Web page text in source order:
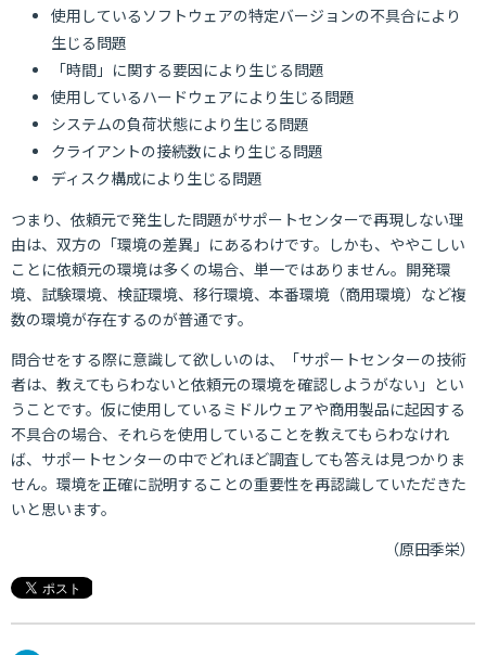
使用しているソフトウェアの特定バージョンの不具合により
生じる問題
「時間」に関する要因により生じる問題
使用しているハードウェアにより生じる問題
システムの負荷状態により生じる問題
クライアントの接続数により生じる問題
ディスク構成により生じる問題
つまり、依頼元で発生した問題がサポートセンターで再現しない理
由は、双方の「環境の差異」にあるわけです。しかも、ややこしい
ことに依頼元の環境は多くの場合、単一ではありません。開発環
境、試験環境、検証環境、移行環境、本番環境（商用環境）など複
数の環境が存在するのが普通です。
問合せをする際に意識して欲しいのは、「サポートセンターの技術
者は、教えてもらわないと依頼元の環境を確認しようがない」とい
うことです。仮に使用しているミドルウェアや商用製品に起因する
不具合の場合、それらを使用していることを教えてもらわなけれ
ば、サポートセンターの中でどれほど調査しても答えは見つかりま
せん。環境を正確に説明することの重要性を再認識していただきた
いと思います。
（原田季栄）